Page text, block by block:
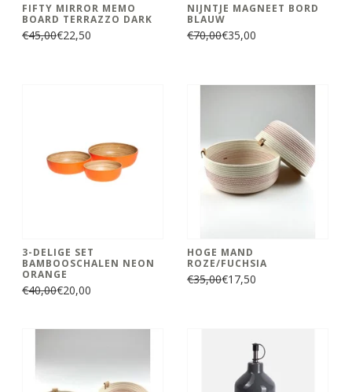
FIFTY MIRROR MEMO
BOARD TERRAZZO DARK
€45,00€22,50
NIJNTJE MAGNEET BORD
BLAUW
€70,00€35,00
3-DELIGE SET
BAMBOOSCHALEN NEON
ORANGE
€40,00€20,00
HOGE MAND
ROZE/FUCHSIA
€35,00€17,50